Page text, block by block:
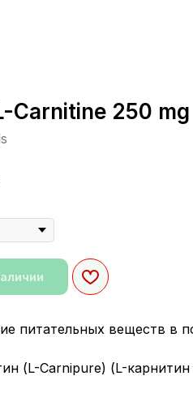
Carnitine 250 mg
питательных веществ в
(L-Carnipure) (L-